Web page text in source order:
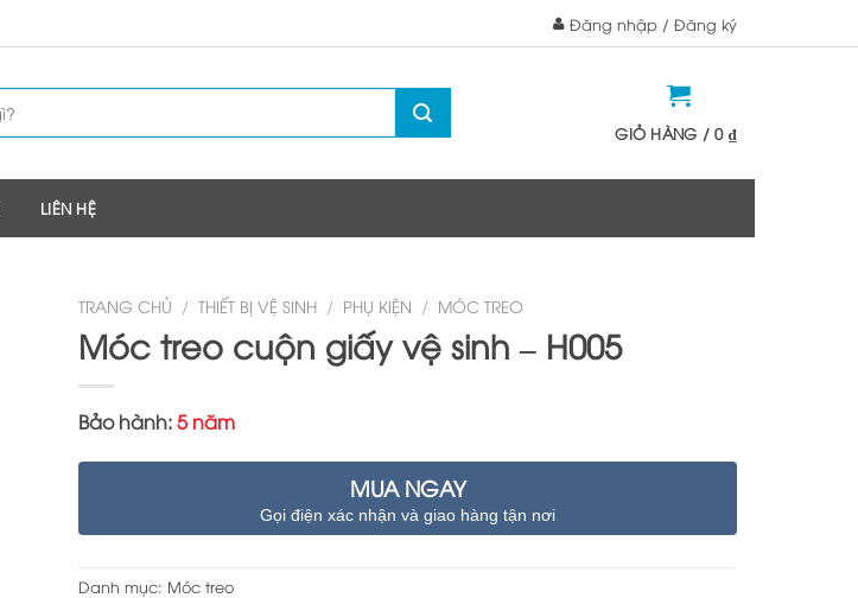
Đăng nhập / Đăng ký
GIỎ HÀNG /0 ₫
LIÊN HỆ
TRANG CHỦ / THIẾT BỊ VỆ SINH / PHỤ KIỆN / MÓC TREO
Móc treo cuộn giấy vệ sinh – H005
Bảo hành:5 năm
MUA NGAY
Gọi điện xác nhận và giao hàng tận nơi
Danh mục: Móc treo